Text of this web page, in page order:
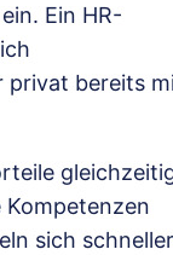
Ein HR-
privat bereits
sich schneller